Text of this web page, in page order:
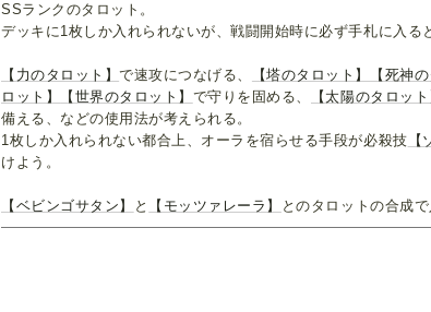
SSランクのタロット。
デッキに1枚しか入れられないが、戦闘開始時に必ず手札に入る
【力のタロット】で速攻につなげる、 【塔のタロット】 【死神
ロット】
【世界のタロット】 で守りを固める、 【太陽のタロット
備える、などの使用法が考えられる。
1枚しか入れられない都合上、オーラを宿らせる手段が必殺技
けよう。
【ベビンゴサタン】 と 【モッツァレーラ】 とのタロットの合成で